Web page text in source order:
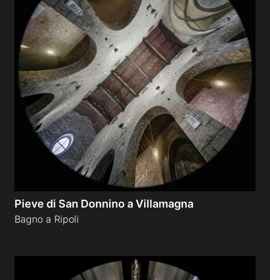
Pieve di San Donnino a Villamagna
Bagno a Ripoli